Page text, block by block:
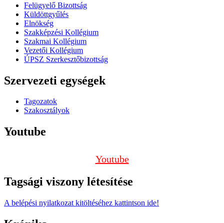
Felügyelő Bizottság
Küldöttgyűlés
Elnökség
Szakképzési Kollégium
Szakmai Kollégium
Vezetői Kollégium
ÚPSZ Szerkesztőbizottság
Szervezeti egységek
Tagozatok
Szakosztályok
Youtube
Youtube
Tagsági viszony létesítése
A belépési nyilatkozat kitöltéséhez kattintson ide!